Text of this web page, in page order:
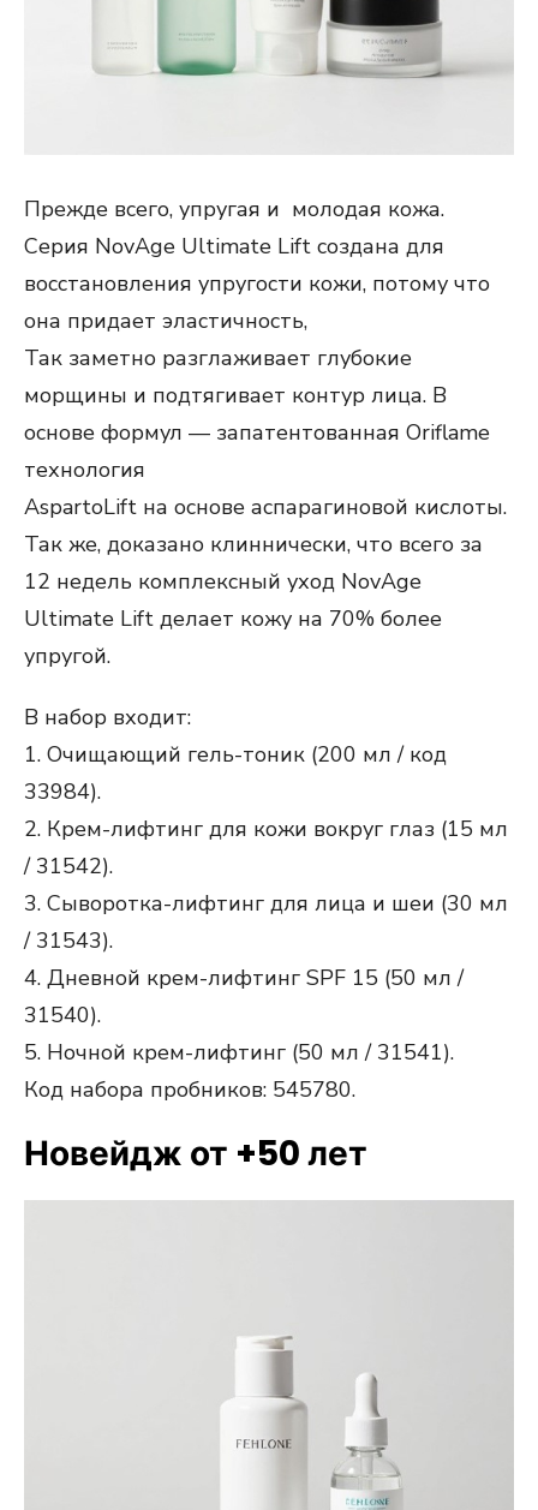
Прежде всего, упругая и молодая кожа.
Серия NovAge Ultimate Lift создана для
восстановления упругости кожи, потому что
она придает эластичность,
Так заметно разглаживает глубокие
морщины и подтягивает контур лица. В
основе формул — запатентованная Oriflame
технология
AspartoLift на основе аспарагиновой кислоты.
Так же, доказано клиннически, что всего за
12 недель комплексный уход NovAge
Ultimate Lift делает кожу на 70% более
упругой.
В набор входит:
1. Очищающий гель-тоник (200 мл / код
33984).
2. Крем-лифтинг для кожи вокруг глаз (15 мл
/ 31542).
3. Сыворотка-лифтинг для лица и шеи (30 мл
/ 31543).
4. Дневной крем-лифтинг SPF 15 (50 мл /
31540).
5. Ночной крем-лифтинг (50 мл / 31541).
Код набора пробников: 545780.
Новейдж от +50 лет